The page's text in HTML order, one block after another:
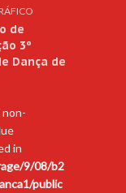
de
3º
Dança de
non-
in
9/08/b2
public